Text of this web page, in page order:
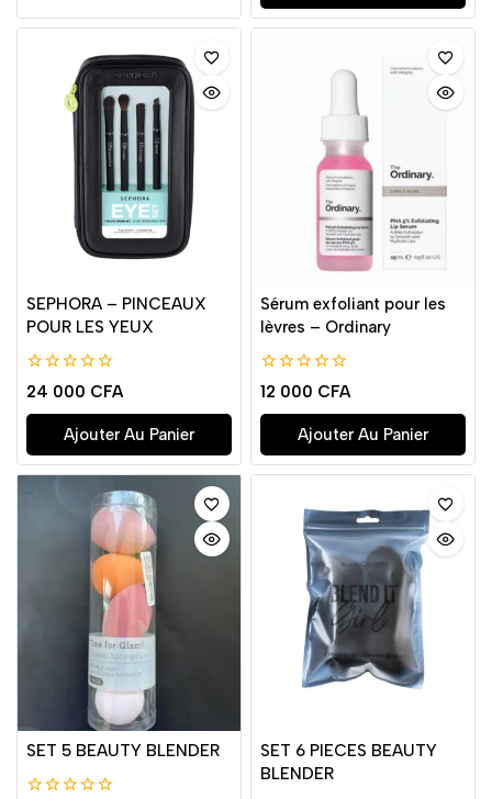
SEPHORA – PINCEAUX
POUR LES YEUX
0
de
5
24 000 CFA
Ajouter Au Panier
Sérum exfoliant pour les
lèvres – Ordinary
0
de
5
12 000 CFA
Ajouter Au Panier
SET 5 BEAUTY BLENDER
SET 6 PIECES BEAUTY
BLENDER